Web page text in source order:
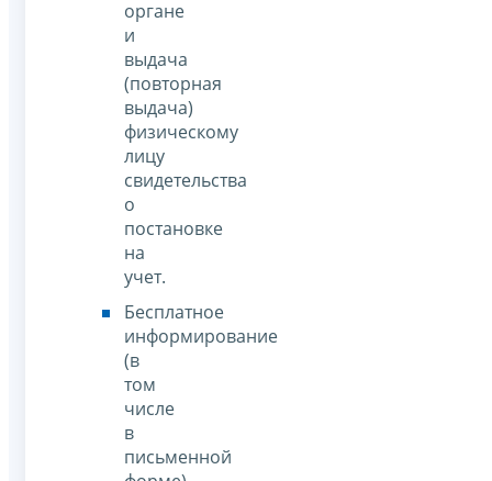
органе
и
выдача
(повторная
выдача)
физическому
лицу
свидетельства
о
постановке
на
учет.
Бесплатное
информирование
(в
том
числе
в
письменной